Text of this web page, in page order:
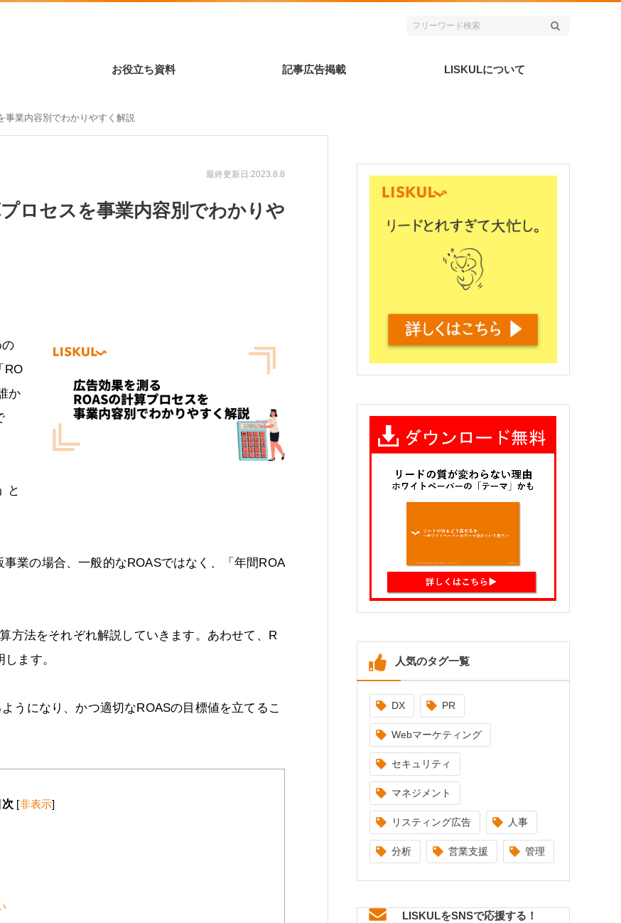
お役立ち資料 記事広告掲載 LISKULについて
事業内容別でわかりやすく解説
最終更新日:2023.8.8
ロセスを事業内容別でわかりや
RO
か
と
業の場合、一般的なROASではなく、「年間ROA
方法をそれぞれ解説していきます。あわせて、R
ます。
うになり、かつ適切なROASの目標値を立てるこ
次 [非表示]
人気のタグ一覧
DX PR
Webマーケティング
セキュリティ
マネジメント
リスティング広告 人事
分析 営業支援 管理
LISKULをSNSで応援する！